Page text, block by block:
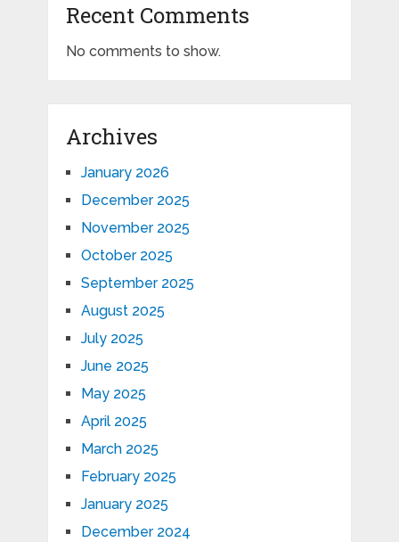
Recent Comments
No comments to show.
Archives
January 2026
December 2025
November 2025
October 2025
September 2025
August 2025
July 2025
June 2025
May 2025
April 2025
March 2025
February 2025
January 2025
December 2024